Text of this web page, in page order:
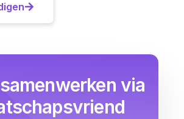
via